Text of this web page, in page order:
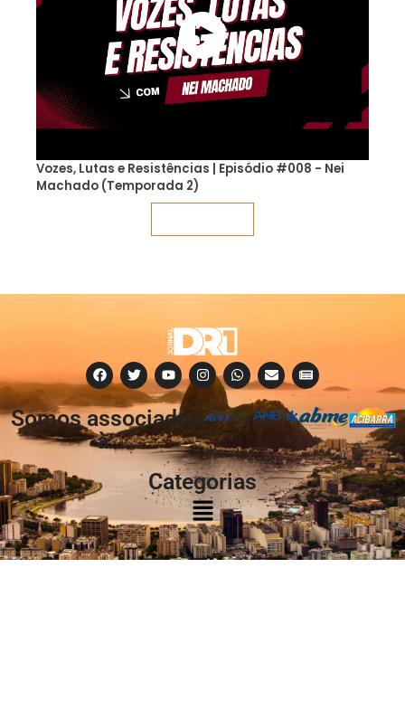
Vozes, Lutas e Resistências | Episódio #008 - Nei
Machado (Temporada 2)
Somos associados
à:
Categorias